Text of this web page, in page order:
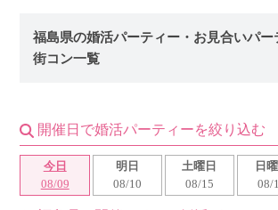
よくあるご質問
お問い合わせ
利用規約
福島県の婚活パーティー・お見合いパー
街コン一覧
開催日で婚活パーティーを絞り込む
今日
08/09
明日
08/10
土曜日
08/15
日
08/